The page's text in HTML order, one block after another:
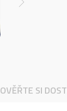
OVĚŘTE SI